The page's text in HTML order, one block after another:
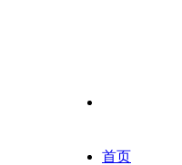
首页